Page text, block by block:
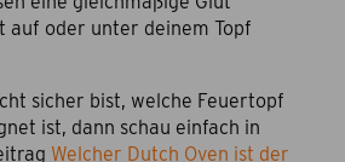
auf oder unter deinem Topf
sicher bist, welche Feuertopf
ist, dann schau einfach in
Welcher Dutch Oven ist der